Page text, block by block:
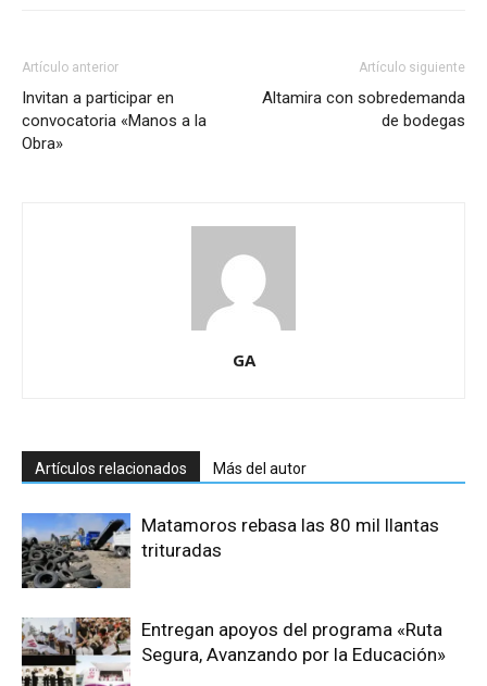
Artículo anterior
Invitan a participar en
convocatoria «Manos a la
Obra»
Artículo siguiente
Altamira con sobredemanda
de bodegas
GA
Artículos relacionados Más del autor
Matamoros rebasa las 80 mil llantas
trituradas
Entregan apoyos del programa «Ruta
Segura, Avanzando por la Educación»